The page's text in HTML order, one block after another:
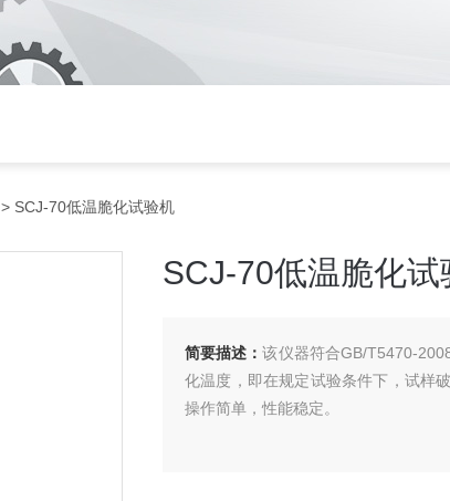
> SCJ-70低温脆化试验机
SCJ-70低温脆化试
简要描述：该仪器符合GB/T5470-
化温度，即在规定试验条件下，试样
操作简单，性能稳定。